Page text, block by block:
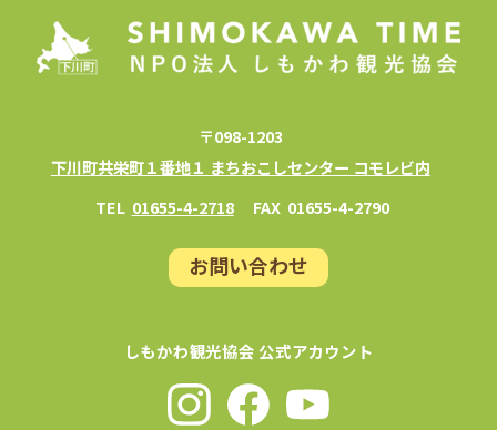
〒098-1203
下川町共栄町１番地１ まちおこしセンター コモレビ内
TEL 01655-4-2718 FAX 01655-4-2790
お問い合わせ
しもかわ観光協会 公式アカウント